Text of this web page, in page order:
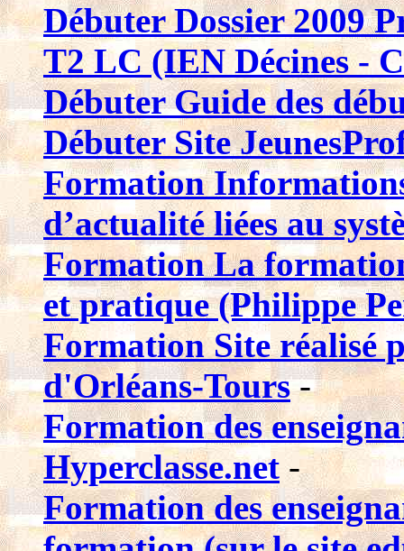
Débuter Dossier 2009
T2 LC (IEN Décines -
Débuter Guide des
Débuter Site
Formation
d’actualité liées au
Formation La
et pratique (Philippe
Formation Site réalisé
d'Orléans-Tours-
Formation des
Hyperclasse.net-
Formation des